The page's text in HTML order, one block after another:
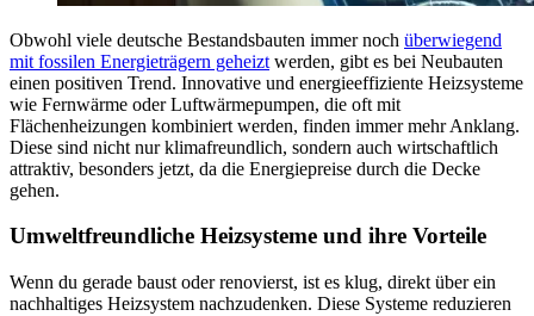
Obwohl viele deutsche Bestandsbauten immer noch überwiegend
mit fossilen Energieträgern geheizt werden, gibt es bei Neubauten
einen positiven Trend. Innovative und energieeffiziente Heizsysteme
wie Fernwärme oder Luftwärmepumpen, die oft mit
Flächenheizungen kombiniert werden, finden immer mehr Anklang.
Diese sind nicht nur klimafreundlich, sondern auch wirtschaftlich
attraktiv, besonders jetzt, da die Energiepreise durch die Decke
gehen.
Umweltfreundliche Heizsysteme und ihre Vorteile
Wenn du gerade baust oder renovierst, ist es klug, direkt über ein
nachhaltiges Heizsystem nachzudenken. Diese Systeme reduzieren